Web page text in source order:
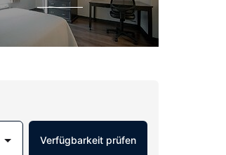
Verfügbarkeit prüfen